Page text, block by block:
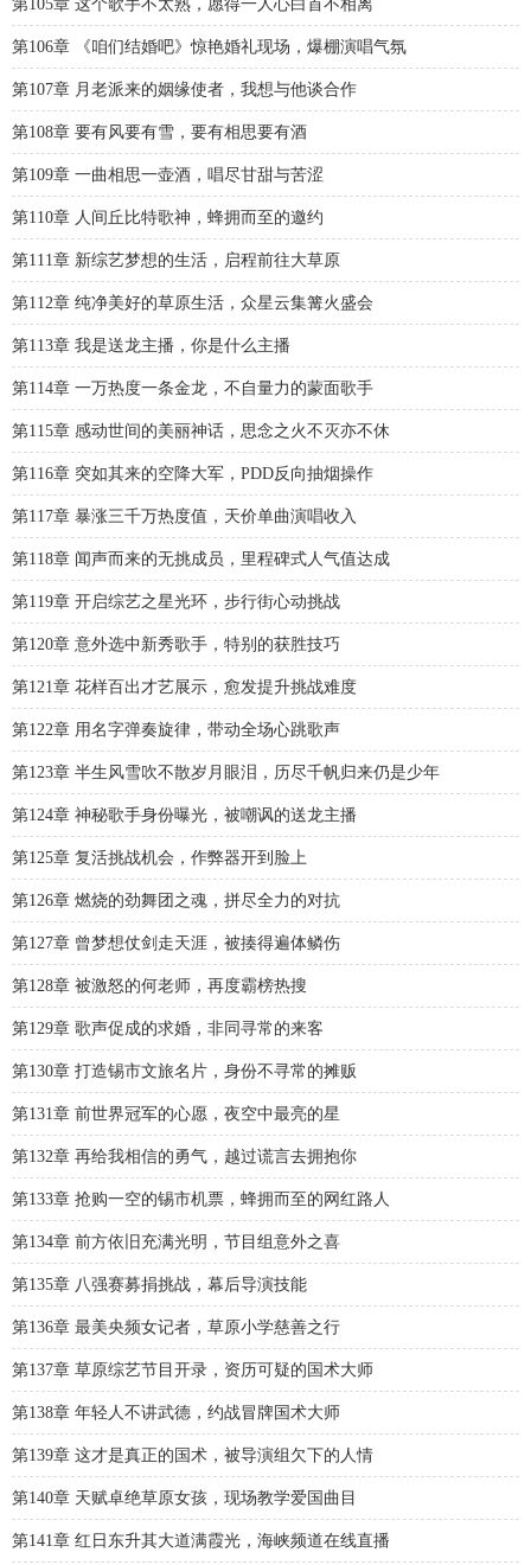
第105章 这个歌手不太熟，愿得一人心白首不相离
第106章 《咱们结婚吧》惊艳婚礼现场，爆棚演唱气氛
第107章 月老派来的姻缘使者，我想与他谈合作
第108章 要有风要有雪，要有相思要有酒
第109章 一曲相思一壶酒，唱尽甘甜与苦涩
第110章 人间丘比特歌神，蜂拥而至的邀约
第111章 新综艺梦想的生活，启程前往大草原
第112章 纯净美好的草原生活，众星云集篝火盛会
第113章 我是送龙主播，你是什么主播
第114章 一万热度一条金龙，不自量力的蒙面歌手
第115章 感动世间的美丽神话，思念之火不灭亦不休
第116章 突如其来的空降大军，PDD反向抽烟操作
第117章 暴涨三千万热度值，天价单曲演唱收入
第118章 闻声而来的无挑成员，里程碑式人气值达成
第119章 开启综艺之星光环，步行街心动挑战
第120章 意外选中新秀歌手，特别的获胜技巧
第121章 花样百出才艺展示，愈发提升挑战难度
第122章 用名字弹奏旋律，带动全场心跳歌声
第123章 半生风雪吹不散岁月眼泪，历尽千帆归来仍是少年
第124章 神秘歌手身份曝光，被嘲讽的送龙主播
第125章 复活挑战机会，作弊器开到脸上
第126章 燃烧的劲舞团之魂，拼尽全力的对抗
第127章 曾梦想仗剑走天涯，被揍得遍体鳞伤
第128章 被激怒的何老师，再度霸榜热搜
第129章 歌声促成的求婚，非同寻常的来客
第130章 打造锡市文旅名片，身份不寻常的摊贩
第131章 前世界冠军的心愿，夜空中最亮的星
第132章 再给我相信的勇气，越过谎言去拥抱你
第133章 抢购一空的锡市机票，蜂拥而至的网红路人
第134章 前方依旧充满光明，节目组意外之喜
第135章 八强赛募捐挑战，幕后导演技能
第136章 最美央频女记者，草原小学慈善之行
第137章 草原综艺节目开录，资历可疑的国术大师
第138章 年轻人不讲武德，约战冒牌国术大师
第139章 这才是真正的国术，被导演组欠下的人情
第140章 天赋卓绝草原女孩，现场教学爱国曲目
第141章 红日东升其大道满霞光，海峡频道在线直播